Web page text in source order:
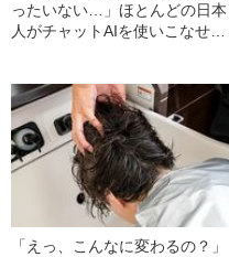
ったいない…」ほとんどの日本
人がチャットAIを使いこなせて
「えっ、こんなに変わるの？」